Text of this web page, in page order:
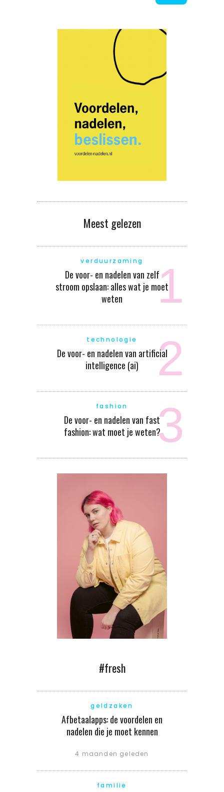
Meest gelezen
verduurzaming
De voor- en nadelen van zelf
stroom opslaan: alles wat je moet
weten
technologie
De voor- en nadelen van artificial
intelligence (ai)
fashion
De voor- en nadelen van fast
fashion: wat moet je weten?
#fresh
geldzaken
Afbetaalapps: de voordelen en
nadelen die je moet kennen
4 maanden geleden
familie